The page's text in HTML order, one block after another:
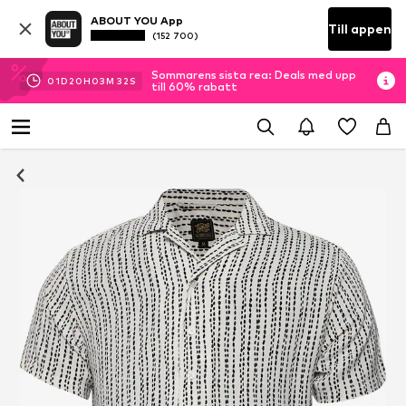
ABOUT YOU App
(152 700) Till appen
01D 20H 03M 32 S
Sommarens sista rea: Deals med upp
till 60% rabatt